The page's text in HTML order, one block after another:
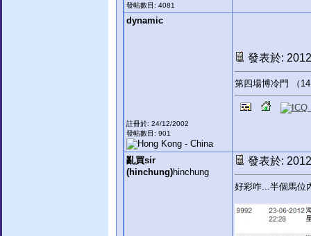
發帖數目: 4081
dynamic
註冊於: 24/12/2002
發帖數目: 901
發表於:
第四場博冷門 （
亂買sir
(hinchung)hinchung
發表於:
好彩咋...半個馬位